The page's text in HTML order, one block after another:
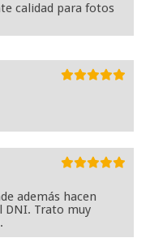
calidad para fotos
además hacen
DNI. Trato muy